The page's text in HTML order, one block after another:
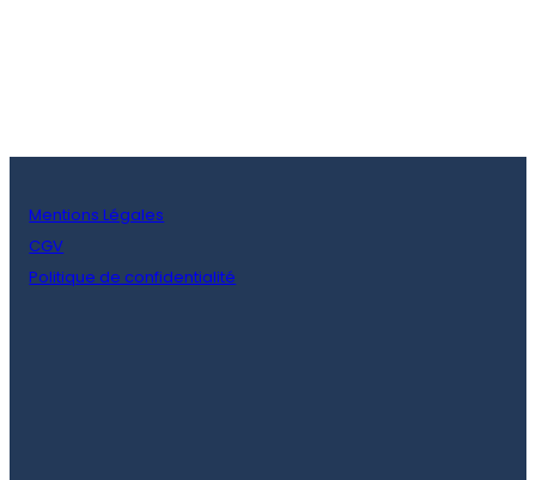
Mentions Légales
CGV
Politique de confidentialité